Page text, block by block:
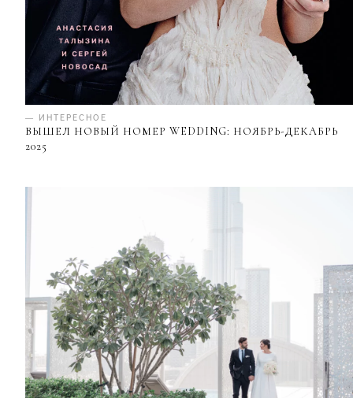
— ИНТЕРЕСНОЕ
ВЫШЕЛ НОВЫЙ НОМЕР WEDDING: НОЯБРЬ-ДЕКАБРЬ
2025